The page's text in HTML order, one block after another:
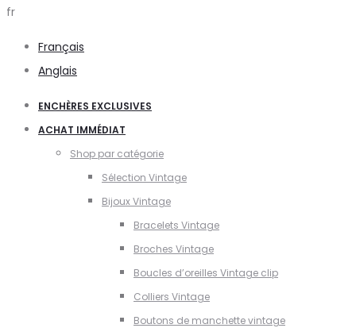
fr
Français
Anglais
ENCHÈRES EXCLUSIVES
ACHAT IMMÉDIAT
Shop par catégorie
Sélection Vintage
Bijoux Vintage
Bracelets Vintage
Broches Vintage
Boucles d’oreilles Vintage clip
Colliers Vintage
Boutons de manchette vintage